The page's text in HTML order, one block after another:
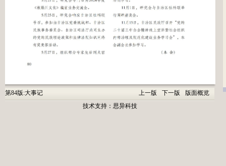
第84版:大事记 上一版 下一版
版面概览
技术支持：思异科技